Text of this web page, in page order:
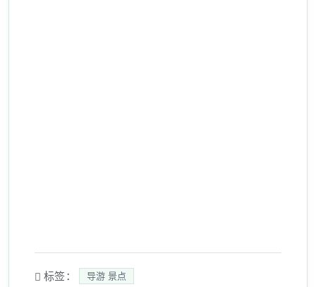
标签： 导游 景点